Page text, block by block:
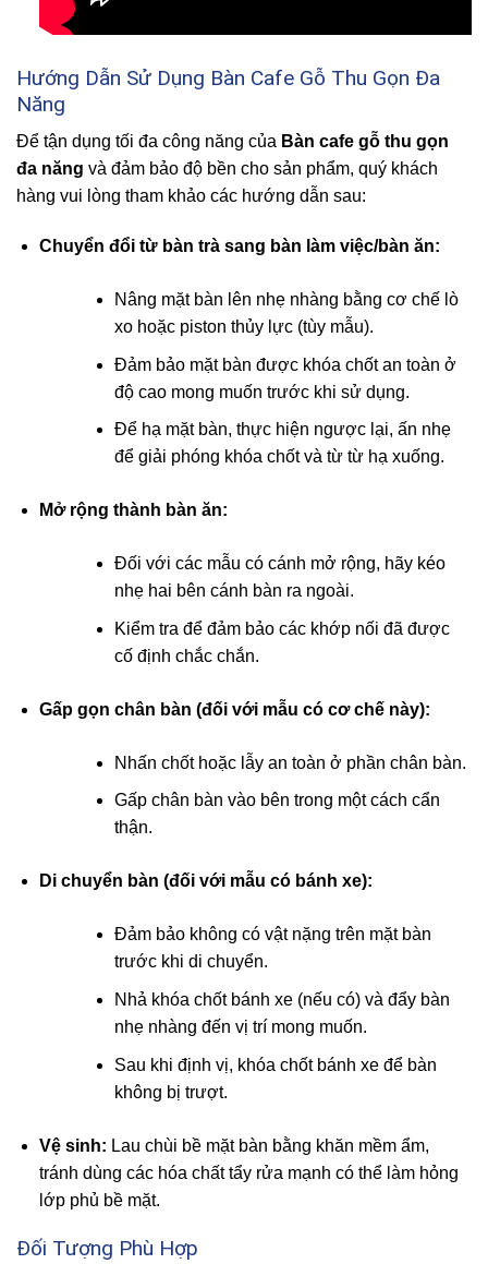
Hướng Dẫn Sử Dụng Bàn Cafe Gỗ Thu Gọn Đa
Năng
Để tận dụng tối đa công năng của Bàn cafe gỗ thu gọn
đa năng và đảm bảo độ bền cho sản phẩm, quý khách
hàng vui lòng tham khảo các hướng dẫn sau:
Chuyển đổi từ bàn trà sang bàn làm việc/bàn ăn:
Nâng mặt bàn lên nhẹ nhàng bằng cơ chế lò
xo hoặc piston thủy lực (tùy mẫu).
Đảm bảo mặt bàn được khóa chốt an toàn ở
độ cao mong muốn trước khi sử dụng.
Để hạ mặt bàn, thực hiện ngược lại, ấn nhẹ
để giải phóng khóa chốt và từ từ hạ xuống.
Mở rộng thành bàn ăn:
Đối với các mẫu có cánh mở rộng, hãy kéo
nhẹ hai bên cánh bàn ra ngoài.
Kiểm tra để đảm bảo các khớp nối đã được
cố định chắc chắn.
Gấp gọn chân bàn (đối với mẫu có cơ chế này):
Nhấn chốt hoặc lẫy an toàn ở phần chân bàn.
Gấp chân bàn vào bên trong một cách cẩn
thận.
Di chuyển bàn (đối với mẫu có bánh xe):
Đảm bảo không có vật nặng trên mặt bàn
trước khi di chuyển.
Nhả khóa chốt bánh xe (nếu có) và đẩy bàn
nhẹ nhàng đến vị trí mong muốn.
Sau khi định vị, khóa chốt bánh xe để bàn
không bị trượt.
Vệ sinh: Lau chùi bề mặt bàn bằng khăn mềm ẩm,
tránh dùng các hóa chất tẩy rửa mạnh có thể làm hỏng
lớp phủ bề mặt.
Đối Tượng Phù Hợp